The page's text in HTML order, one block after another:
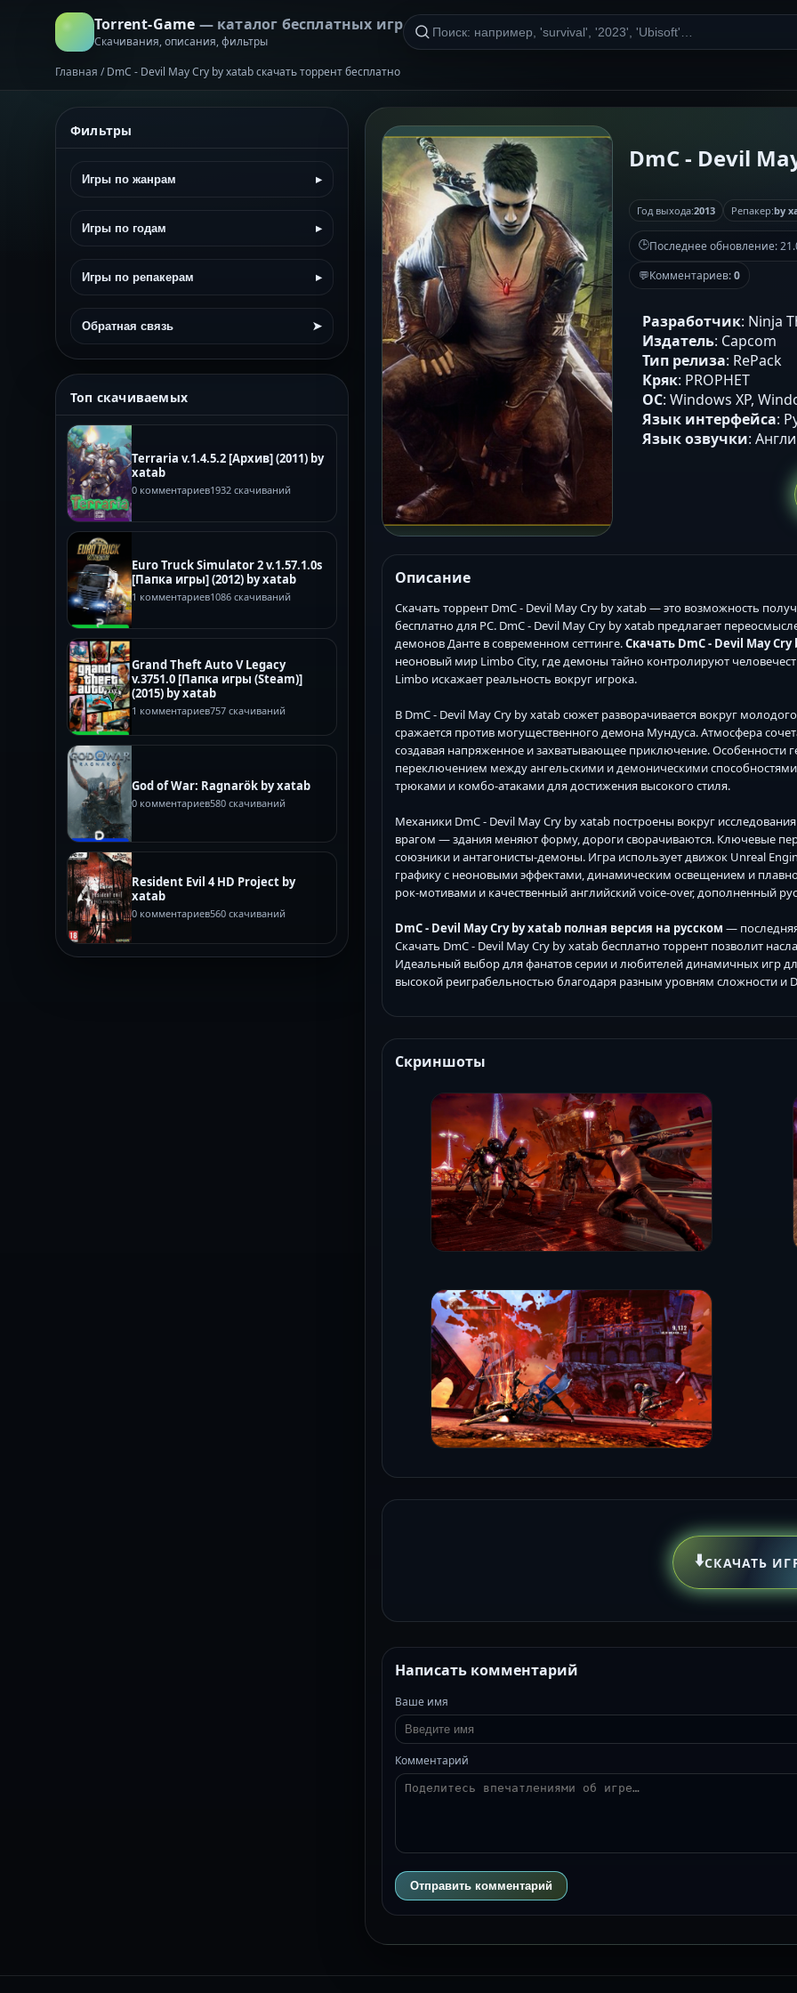
Torrent-Game — каталог бесплатных игр
Скачивания, описания, фильтры
Главная / DmC - Devil May Cry by xatab скачать торрент бесплатно
Фильтры
Игры по жанрам ▸
Игры по годам ▸
Игры по репакерам ▸
Обратная связь ➤
Топ скачиваемых
Terraria v.1.4.5.2 [Архив] (2011) by
xatab
0 комментариев1932 скачиваний
Euro Truck Simulator 2 v.1.57.1.0s
[Папка игры] (2012) by xatab
1 комментариев1086 скачиваний
Grand Theft Auto V Legacy
v.3751.0 [Папка игры (Steam)]
(2015) by xatab
1 комментариев757 скачиваний
God of War: Ragnarök by xatab
0 комментариев580 скачиваний
Resident Evil 4 HD Project by
xatab
0 комментариев560 скачиваний
DmC - Devil
Год выхода:2013 Репакер:by
🕒Последнее обновление:
💬Комментариев:0
Разработчик: Ninja
Издатель: Capcom
Тип релиза: RePack
Кряк: PROPHET
ОС: Windows XP,
Язык интерфейса:
Язык озвучки:
Описание
Скачать торрент DmC - Devil May Cry by xatab — это возможность
бесплатно для PC. DmC - Devil May Cry by xatab предлагает
демонов Данте в современном сеттинге.Скачать DmC - Devil May
неоновый мир Limbo City, где демоны тайно контролируют
Limbo искажает реальность вокруг игрока.
В DmC - Devil May Cry by xatab сюжет разворачивается вокруг
сражается против могущественного демона Мундуса. Атмосфера
создавая напряженное и захватывающее приключение.
переключением между ангельскими и демоническими
трюками и комбо-атаками для достижения высокого стиля.
Механики DmC - Devil May Cry by xatab построены вокруг
врагом — здания меняют форму, дороги сворачиваются. Ключевые
союзники и антагонисты-демоны. Игра использует движок Unreal
графику с неоновыми эффектами, динамическим освещением и
рок-мотивами и качественный английский voice-over, дополненный
DmC - Devil May Cry by xatab полная версия на русском —
Скачать DmC - Devil May Cry by xatab бесплатно торрент позволит
Идеальный выбор для фанатов серии и любителей динамичных игр
высокой реиграбельностью благодаря разным уровням сложности и
Скриншоты
⬇️СКАЧАТЬ
Написать комментарий
Ваше имя
Комментарий
Отправить комментарий